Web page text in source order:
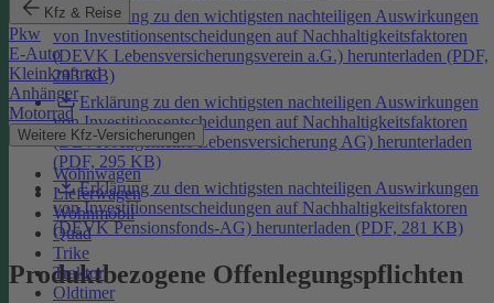
Kfz & Reise
Pkw
E-Auto
Kleinkraftrad
Anhänger
Motorrad
Weitere Kfz-Versicherungen
Wohnwagen
Lieferwagen
Wohnmobil
Quad
Trike
Traktor
Oldtimer
Erklärung zu den wichtigsten nachteiligen Auswirkungen
von Investitionsentscheidungen auf Nachhaltigkeitsfaktoren
(DEVK Lebensversicherungsverein a.G.) herunterladen (PDF,
293 KB)
Erklärung zu den wichtigsten nachteiligen Auswirkungen
von Investitionsentscheidungen auf Nachhaltigkeitsfaktoren
(DEVK Allgemeine Lebensversicherung AG) herunterladen
(PDF, 295 KB)
Erklärung zu den wichtigsten nachteiligen Auswirkungen
von Investitionsentscheidungen auf Nachhaltigkeitsfaktoren
(DEVK Pensionsfonds-AG) herunterladen (PDF, 281 KB)
Produktbezogene Offenlegungspflichten